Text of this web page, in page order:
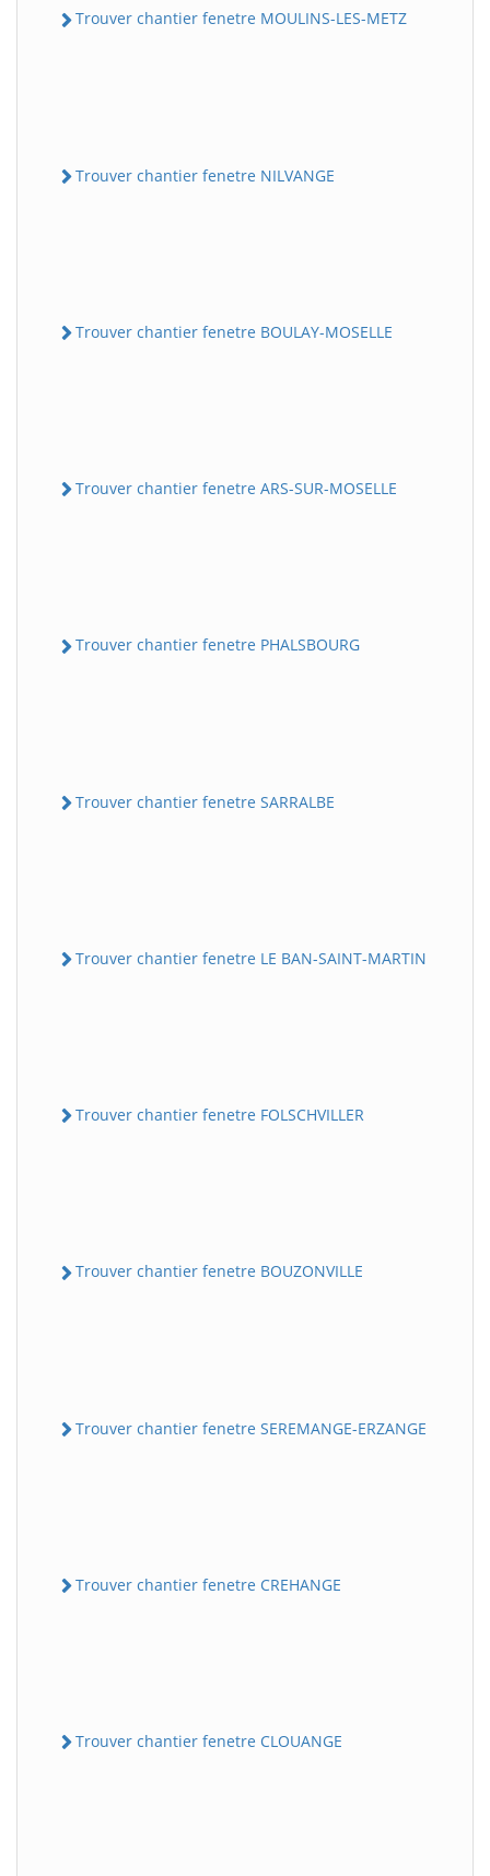
Trouver chantier fenetre MOULINS-LES-METZ
Trouver chantier fenetre NILVANGE
Trouver chantier fenetre BOULAY-MOSELLE
Trouver chantier fenetre ARS-SUR-MOSELLE
Trouver chantier fenetre PHALSBOURG
Trouver chantier fenetre SARRALBE
Trouver chantier fenetre LE BAN-SAINT-MARTIN
Trouver chantier fenetre FOLSCHVILLER
Trouver chantier fenetre BOUZONVILLE
Trouver chantier fenetre SEREMANGE-ERZANGE
Trouver chantier fenetre CREHANGE
Trouver chantier fenetre CLOUANGE